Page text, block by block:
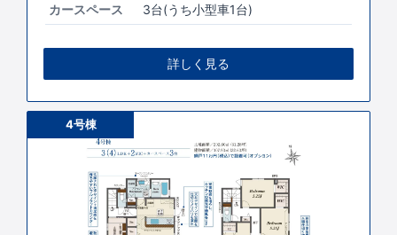
カースペース
3台(うち小型車1台)
詳しく見る
4号棟